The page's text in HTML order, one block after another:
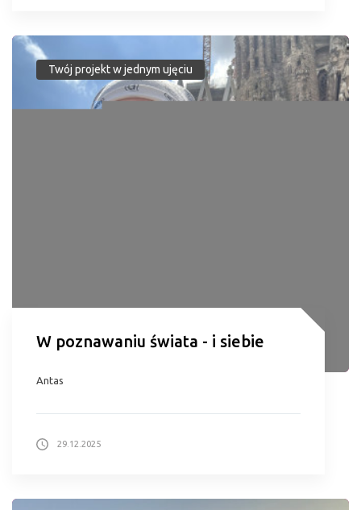
Twój projekt w jednym ujęciu
W poznawaniu świata - i siebie
Antas
29.12.2025